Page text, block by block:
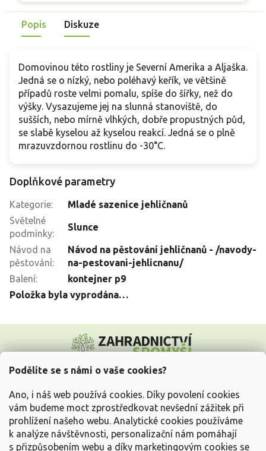
Podělíte se s námi o vaše cookies?
Ano, i náš web používá cookies. Díky povolení cookies
vám budeme moct zprostředkovat nevšední zážitek při
prohlížení našeho webu. Analytické cookies používáme
k analýze návštěvnosti, personalizační nám pomáhají
s přizpůsobením webu a díky marketingovým cookies se
vlhčí půdě s pH 5,0–6,5 na slunci i v polostínu. Po zakořenění
snesou rostliny krátké přísušky, citlivější je dlouhodobé
Popis Diskuze
Domovinou této rostliny je Severní Amerika a Aljaška.
Jedná se o nízký, nebo poléhavý keřík, ve většině
případů roste velmi pomalu, spíše do šířky, než do
výšky. Vysazujeme jej na slunná stanoviště, do
sušších, nebo mírně vlhkých, dobře propustných půd,
se slabě kyselou až kyselou reakcí. Jedná se o plně
mrazuvzdornou rostlinu do -30°C.
Doplňkové parametry
Kategorie:
Mladé sazenice jehličnanů
Světelné
podmínky:
Slunce
Návod na
pěstování:
Návod na pěstování jehličnanů - /navody-
na-pestovani-jehlicnanu/
Balení:
kontejner p9
Položka byla vyprodána…
p
Vše o nákupu
Informace pro Vás